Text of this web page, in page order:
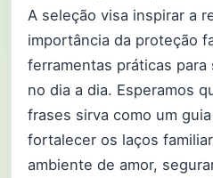
A seleção visa inspirar a
importância da proteção
ferramentas práticas para
no dia a dia. Esperamos
frases sirva como um
fortalecer os laços
ambiente de amor,